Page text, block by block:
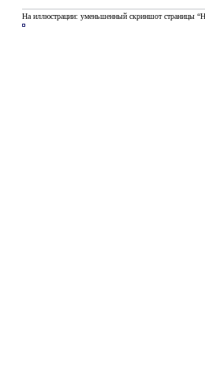
На иллюстрации: уменьшенный скриншот страницы